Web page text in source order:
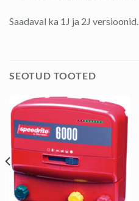
Saadaval ka 1J ja 2J versioonid.
SEOTUD TOOTED